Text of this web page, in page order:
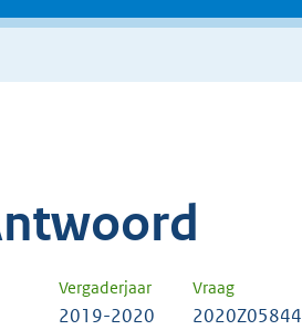
Vergaderjaar Vraag
2019-2020 2020Z05844